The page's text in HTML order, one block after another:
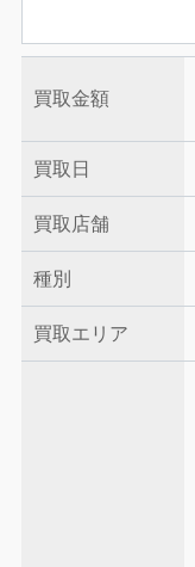
買取金額
買取日
買取店舗
種別
買取エリア